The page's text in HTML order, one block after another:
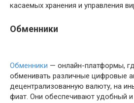
касаемых хранения и управления
Обменники
Обменники — онлайн-платформы,
обменивать различные цифровые
децентрализованную валюту, на
фиат. Они обеспечивают удобный